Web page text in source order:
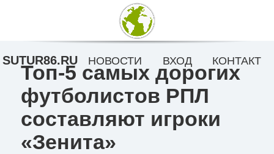
Топ-5 самых дорогих
футболистов РПЛ
составляют игроки
«Зенита»
SUTUR86.RU НОВОСТИ ВХОД КОНТАКТ